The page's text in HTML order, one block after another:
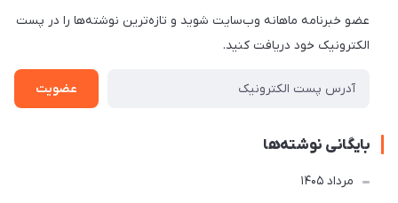
عضو خبرنامه ماهانه وب‌سایت شوید و تازه‌ترین نوشته‌ها را در پست
الکترونیک خود دریافت کنید.
عضویت
بایگانی نوشته‌ها
مرداد 1405